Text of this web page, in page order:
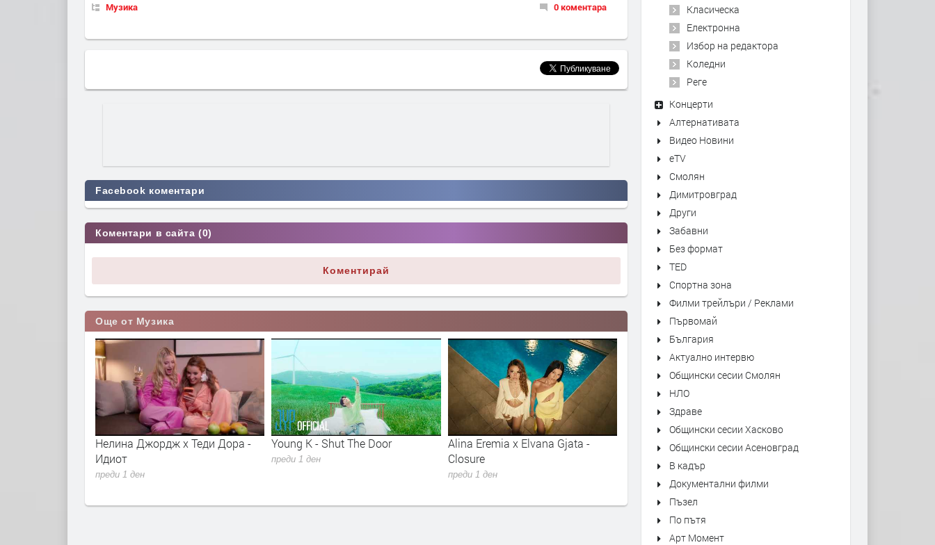
Музика 0 коментара
Facebook коментари
Коментари в сайта (0)
Коментирай
Още от Музика
Нелина Джордж x Теди Дора -
Идиот
преди 1 ден
Young K - Shut The Door
преди 1 ден
Alina Eremia x Elvana Gjata -
Closure
преди 1 ден
Kiss - Forever
Класическа
Електронна
Избор на редактора
Коледни
Реге
Концерти
Алтернативата
Видео Новини
eTV
Смолян
Димитровград
Други
Забавни
Без формат
TED
Спортна зона
Филми трейлъри / Реклами
Първомай
България
Актуално интервю
Общински сесии Смолян
НЛО
Здраве
Общински сесии Хасково
Общински сесии Асеновград
В кадър
Документални филми
Пъзел
По пътя
Арт Момент